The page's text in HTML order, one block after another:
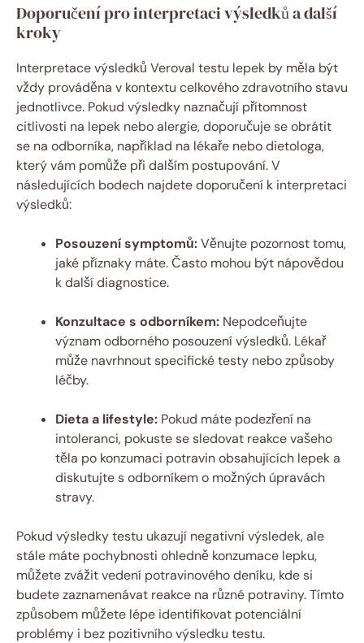
Doporučení‌ pro interpretaci⁢ výsledků a další
kroky
Interpretace výsledků Veroval testu lepek by měla být
vždy prováděna v kontextu celkového zdravotního stavu
jednotlivce. Pokud výsledky naznačují přítomnost
citlivosti na lepek nebo alergie, doporučuje se obrátit
se na odborníka, například na lékaře nebo dietologa,
který vám pomůže při dalším postupování. V
následujících bodech najdete doporučení k interpretaci
výsledků:
Posouzení symptomů:Věnujte pozornost ‍tomu,
​jaké příznaky máte. Často mohou být nápovědou
k další diagnostice.
Konzultace s odborníkem: Nepodceňujte
význam odborného posouzení výsledků. Lékař
může navrhnout specifické testy nebo způsoby
léčby.
Dieta a‌ lifestyle: ‌Pokud máte podezření na
intoleranci, pokuste se sledovat reakce ⁣vašeho
těla⁢ po konzumaci potravin obsahujících lepek a
diskutujte s⁤ odborníkem o možných úpravách
stravy.
Pokud výsledky testu ukazují negativní výsledek, ale
stále máte⁣ pochybnosti ⁣ohledně konzumace lepku,​
můžete zvážit ‍vedení potravinového deníku, kde si
budete zaznamenávat reakce na různé potraviny. Tímto
způsobem‌ můžete ‍lépe identifikovat potenciální
problémy i bez pozitivního výsledku⁣ testu.